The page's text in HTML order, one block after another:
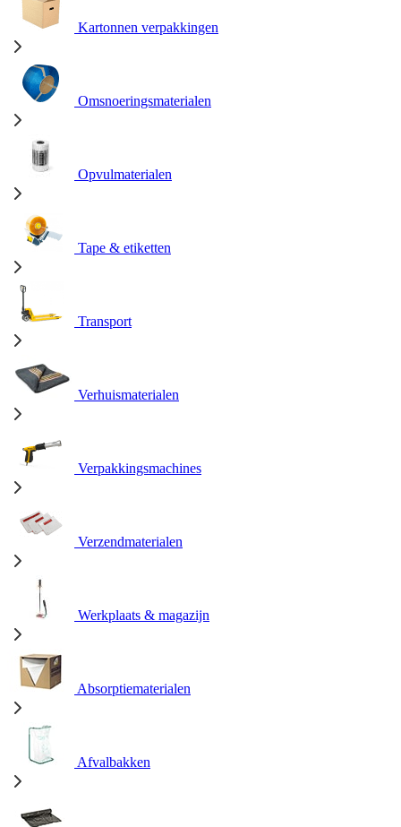
Kartonnen verpakkingen
Omsnoeringsmaterialen
Opvulmaterialen
Tape & etiketten
Transport
Verhuismaterialen
Verpakkingsmachines
Verzendmaterialen
Werkplaats & magazijn
Absorptiematerialen
Afvalbakken